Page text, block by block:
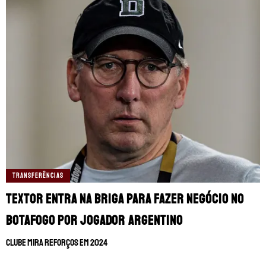
TRANSFERÊNCIAS
Textor entra na briga para fazer negócio no
Botafogo por jogador argentino
Clube mira reforços em 2024